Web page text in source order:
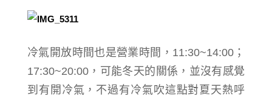
冷氣開放時間也是營業時間，11:30~14:00；
17:30~20:00，可能冬天的關係，並沒有感覺
到有開冷氣，不過有冷氣吹這點對夏天熱呼